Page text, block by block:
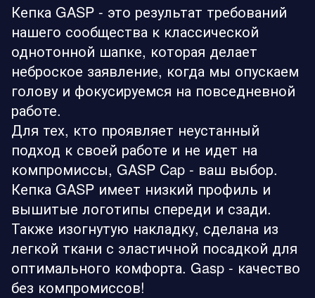
Кепка GASP - это результат требований
нашего сообщества к классической
однотонной шапке, которая делает
неброское заявление, когда мы опускаем
голову и фокусируемся на повседневной
работе.
Для тех, кто проявляет неустанный
подход к своей работе и не идет на
компромиссы, GASP Cap - ваш выбор.
Кепка GASP имеет низкий профиль и
вышитые логотипы спереди и сзади.
Также изогнутую накладку, сделана из
легкой ткани с эластичной посадкой для
оптимального комфорта. Gasp - качество
без компромиссов!